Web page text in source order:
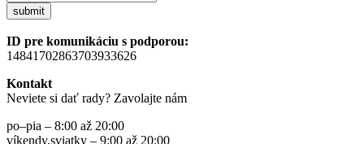
submit
ID pre komunikáciu s podporou:
14841702863703933626
Kontakt
Neviete si dať rady? Zavolajte nám
po–pia – 8:00 až 20:00
víkendy,sviatky – 9:00 až 20:00